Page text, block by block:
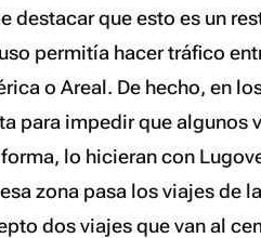
destacar que esto es un
permitía hacer tráfico
o Areal. De hecho, en
para impedir que algunos
lo hicieran con
zona pasa los viajes de
dos viajes que van al